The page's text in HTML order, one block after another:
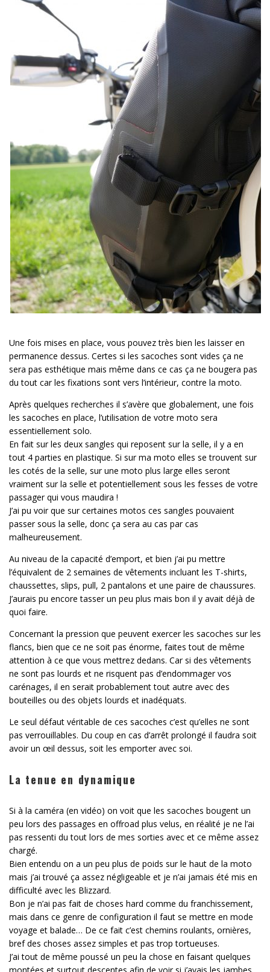
Une fois mises en place, vous pouvez très bien les laisser en
permanence dessus. Certes si les sacoches sont vides ça ne
sera pas esthétique mais même dans ce cas ça ne bougera pas
du tout car les fixations sont vers l’intérieur, contre la moto.
Après quelques recherches il s’avère que globalement, une fois
les sacoches en place, l’utilisation de votre moto sera
essentiellement solo.
En fait sur les deux sangles qui reposent sur la selle, il y a en
tout 4 parties en plastique. Si sur ma moto elles se trouvent sur
les cotés de la selle, sur une moto plus large elles seront
vraiment sur la selle et potentiellement sous les fesses de votre
passager qui vous maudira !
J’ai pu voir que sur certaines motos ces sangles pouvaient
passer sous la selle, donc ça sera au cas par cas
malheureusement.
Au niveau de la capacité d’emport, et bien j’ai pu mettre
l’équivalent de 2 semaines de vêtements incluant les T-shirts,
chaussettes, slips, pull, 2 pantalons et une paire de chaussures.
J’aurais pu encore tasser un peu plus mais bon il y avait déjà de
quoi faire.
Concernant la pression que peuvent exercer les sacoches sur les
flancs, bien que ce ne soit pas énorme, faites tout de même
attention à ce que vous mettrez dedans. Car si des vêtements
ne sont pas lourds et ne risquent pas d’endommager vos
carénages, il en serait probablement tout autre avec des
bouteilles ou des objets lourds et inadéquats.
Le seul défaut véritable de ces sacoches c’est qu’elles ne sont
pas verrouillables. Du coup en cas d’arrêt prolongé il faudra soit
avoir un œil dessus, soit les emporter avec soi.
La tenue en dynamique
Si à la caméra (en vidéo) on voit que les sacoches bougent un
peu lors des passages en offroad plus velus, en réalité je ne l’ai
pas ressenti du tout lors de mes sorties avec et ce même assez
chargé.
Bien entendu on a un peu plus de poids sur le haut de la moto
mais j’ai trouvé ça assez négligeable et je n’ai jamais été mis en
difficulté avec les Blizzard.
Bon je n’ai pas fait de choses hard comme du franchissement,
mais dans ce genre de configuration il faut se mettre en mode
voyage et balade… De ce fait c’est chemins roulants, ornières,
bref des choses assez simples et pas trop tortueuses.
J’ai tout de même poussé un peu la chose en faisant quelques
montées et surtout descentes afin de voir si j’avais les jambes